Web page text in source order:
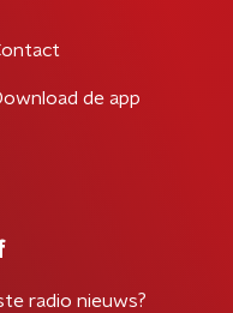
de app
radio nieuws?